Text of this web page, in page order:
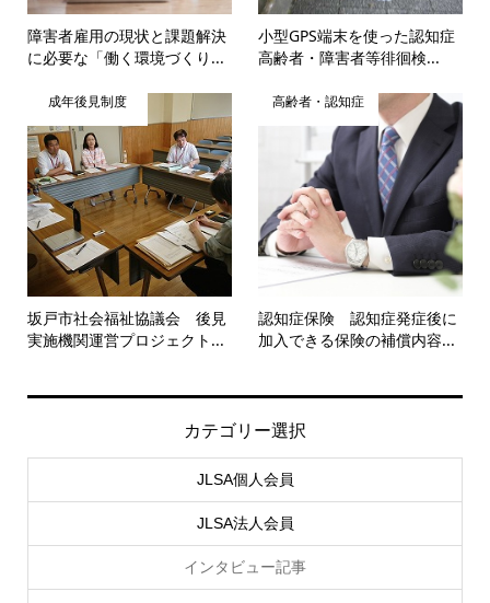
障害者雇用の現状と課題解決
に必要な「働く環境づくり...
小型GPS端末を使った認知症
高齢者・障害者等徘徊検...
成年後見制度
坂戸市社会福祉協議会 後見
実施機関運営プロジェクト...
高齢者・認知症
認知症保険 認知症発症後に
加入できる保険の補償内容...
カテゴリー選択
JLSA個人会員
JLSA法人会員
インタビュー記事